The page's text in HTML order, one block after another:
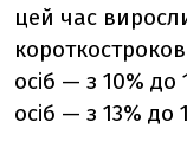
цей час
осіб — з 10% до
осіб — з 13% до